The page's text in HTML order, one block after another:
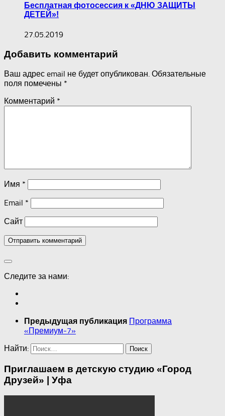
Бесплатная фотосессия к «ДНЮ ЗАЩИТЫ
ДЕТЕЙ»!
27.05.2019
Добавить комментарий
Ваш адрес email не будет опубликован. Обязательные
поля помечены *
Комментарий *
Имя *
Email *
Сайт
Следите за нами:
Предыдущая публикация Программа
«Премиум-7»
Найти:
Приглашаем в детскую студию «Город
Друзей» | Уфа